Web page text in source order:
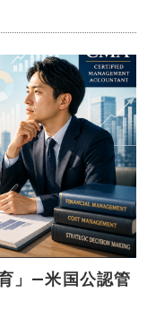
」—米国公認管